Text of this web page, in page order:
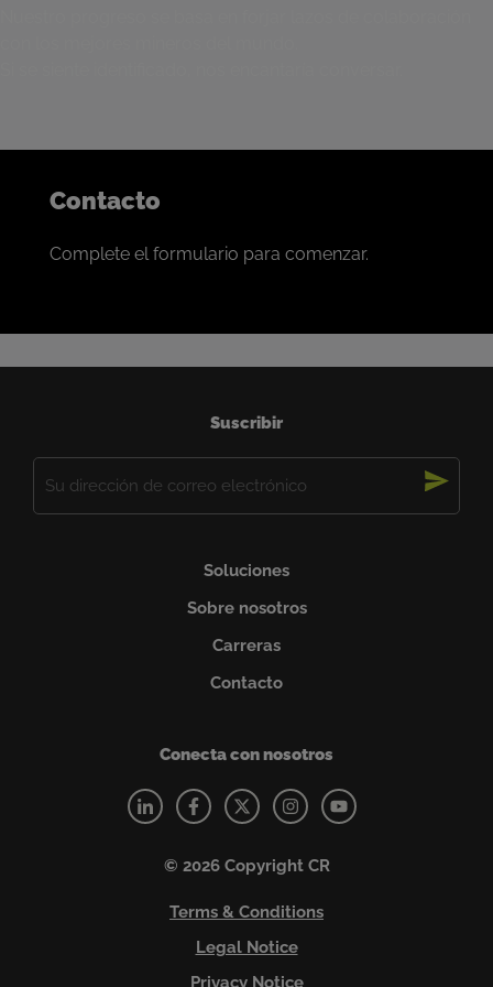
Contacto
Complete el formulario para comenzar.
Suscribir
electrónico
Soluciones
Sobre nosotros
Carreras
Contacto
Conecta con nosotros
© 2026 Copyright CR
Terms & Conditions
Legal Notice
Privacy Notice